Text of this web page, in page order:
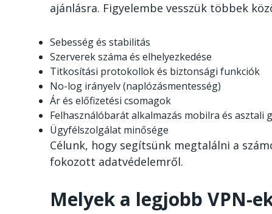
ajánlásra. Figyelembe vesszük többek
Sebesség és stabilitás
Szerverek száma és elhelyezkedése
Titkosítási protokollok és biztonsági funkciók
No-log irányelv (naplózásmentesség)
Ár és előfizetési csomagok
Felhasználóbarát alkalmazás mobilra és asztali
Ügyfélszolgálat minősége
Célunk, hogy segítsünk megtalálni a
fokozott adatvédelemről.
Melyek a legjobb VPN-